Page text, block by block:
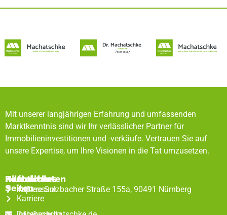
Mit unserer langjährigen Erfahrung und umfassenden
Marktkenntnis sind wir Ihr verlässlicher Partner für
Immobilieninvestitionen und -verkäufe. Vertrauen Sie auf
unsere Expertise, um Ihre Visionen in die Tat umzusetzen.
Rechtliches
Impressum
Hilfreiche
Seiten
Karriere
Kontaktdaten
Äußere Sulzbacher Straße 155a, 90491 Nürnberg